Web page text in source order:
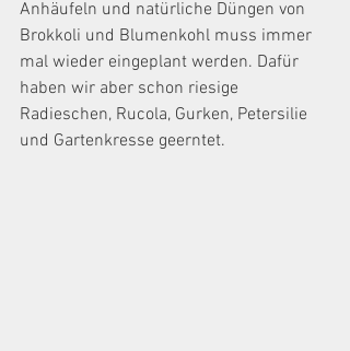
Anhäufeln und natürliche Düngen von
Brokkoli und Blumenkohl muss immer
mal wieder eingeplant werden. Dafür
haben wir aber schon riesige
Radieschen, Rucola, Gurken, Petersilie
und Gartenkresse geerntet.